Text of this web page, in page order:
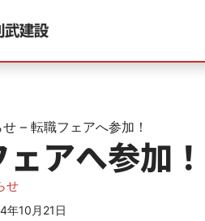
せ –転職フェアへ参加！
アへ参加！
せ
年10月21日